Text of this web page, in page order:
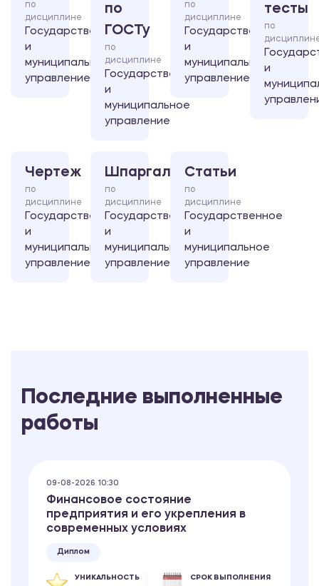
по
дисциплине
Государственное
и
муниципальное
управление
по
ГОСТу
по
дисциплине
Государственное
и
муниципальное
управление
по
дисциплине
Государственное
и
муниципальное
управление
тесты
по
и
Чертеж
по
дисциплине
Государственное
и
муниципальное
управление
Шпаргалка
по
дисциплине
Государственное
и
муниципальное
управление
Статьи
по
дисциплине
Государственное
и
муниципальное
управление
Последние выполненные
работы
09-08-2026 10:30
Финансовое состояние
предприятия и его укрепления в
современных условиях
Диплом
УНИКАЛЬНОСТЬ СРОК ВЫПОЛНЕНИЯ